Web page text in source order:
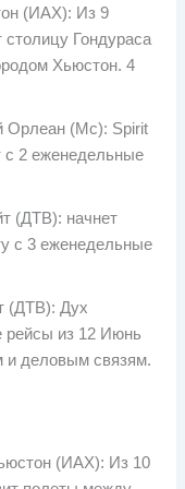
(ИАХ): Из 9
столицу Гондураса
Хьюстон. 4
Орлеан (Мс): Spirit
с 2 еженедельные
(ДТВ): начнет
с 3 еженедельные
(ДТВ): Дух
рейсы из 12 Июнь
и деловым связям.
(ИАХ): Из 10